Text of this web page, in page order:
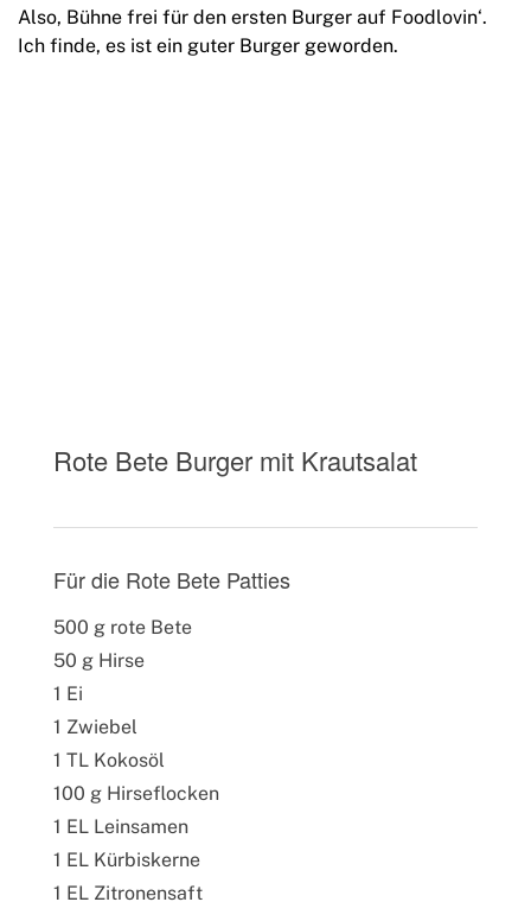
Also, Bühne frei für den ersten Burger auf Foodlovin‘.
Ich finde, es ist ein guter Burger geworden.
Rote Bete Burger mit Krautsalat
Für die Rote Bete Patties
500 g rote Bete
50 g Hirse
1 Ei
1 Zwiebel
1 TL Kokosöl
100 g Hirseflocken
1 EL Leinsamen
1 EL Kürbiskerne
1 EL Zitronensaft